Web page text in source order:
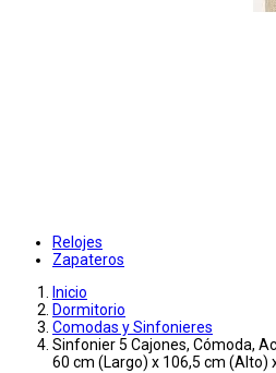
Relojes
Zapateros
Inicio
Dormitorio
Comodas y Sinfonieres
Sinfonier 5 Cajones, Cómoda,
60 cm (Largo) x 106,5 cm (Alto)